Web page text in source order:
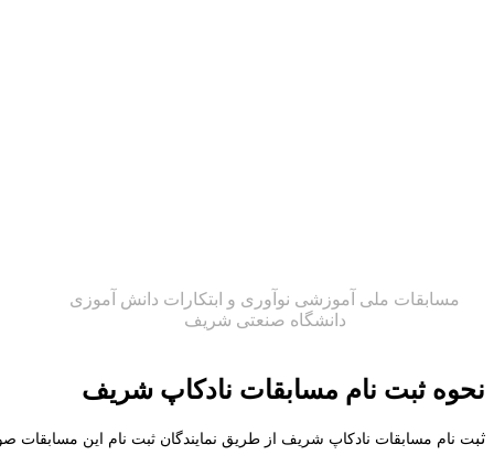
مسابقات ملی آموزشی نوآوری و ابتکارات دانش آموزی
دانشگاه صنعتی شریف
نحوه ثبت نام مسابقات نادکاپ شریف
ثبت نام مسابقات نادکاپ شریف از طریق نمایندگان ثبت نام این مسابقات